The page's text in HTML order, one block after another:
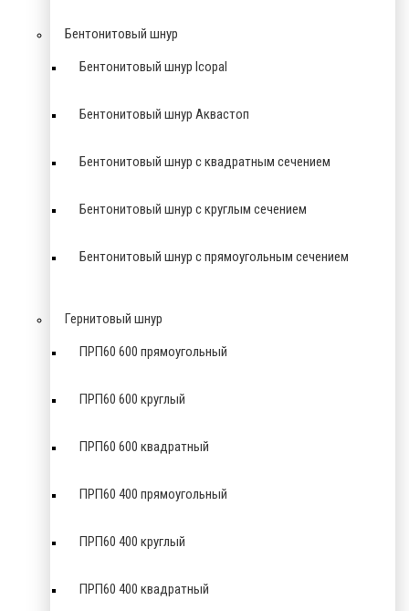
Бентонитовый шнур
Бентонитовый шнур Icopal
Бентонитовый шнур Аквастоп
Бентонитовый шнур с квадратным сечением
Бентонитовый шнур с круглым сечением
Бентонитовый шнур с прямоугольным сечением
Гернитовый шнур
ПРП60 600 прямоугольный
ПРП60 600 круглый
ПРП60 600 квадратный
ПРП60 400 прямоугольный
ПРП60 400 круглый
ПРП60 400 квадратный